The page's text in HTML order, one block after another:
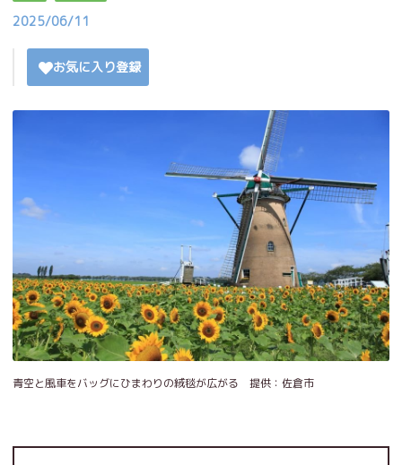
2025/06/11
お気に入り登録
青空と風車をバッグにひまわりの絨毯が広がる 提供：佐倉市